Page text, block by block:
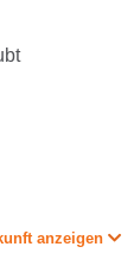
anzeigen